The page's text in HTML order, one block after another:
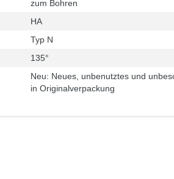
zum Bohren
HA
Typ N
135°
Neu: Neues, unbenutztes und
in Originalverpackung